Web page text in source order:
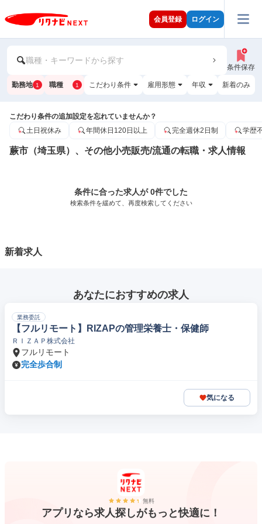
会員登録 ログイン
職種・キーワードから探す
条件保存
勤務地 1 職種 1 こだわり条件 雇用形態 年収 新着のみ
こだわり条件の追加設定を忘れていませんか？
土日祝休み
年間休日120日以上 完全週休2日制 学歴
蕨市（埼玉県）、その他小売販売/流通の転職・求人情報
条件に合った求人が 0件でした
検索条件を緩めて、再度検索してください
新着求人
あなたにおすすめの求人
業務委託
【フルリモート】RIZAPの管理栄養士・保健師
ＲＩＺＡＰ株式会社
フルリモート
完全歩合制
気になる
無料
アプリなら求人探しがもっと快適に！